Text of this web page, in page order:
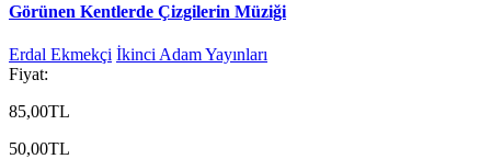
Görünen Kentlerde Çizgilerin Müziği
Erdal Ekmekçi İkinci Adam Yayınları
Fiyat:
85,00TL
50,00TL